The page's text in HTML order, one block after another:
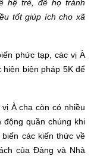
hệ trẻ, để họtránh
tốt giúp ích cho xã
phức tạp, các vị À
biện pháp 5K để
À cha còn có nhiều
động quần chúng khi
các kiến thức về
của Đảng và Nhà